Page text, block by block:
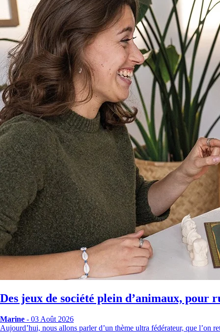
Des jeux de société plein d’animaux, pour
Marine - 03 Août 2026
Aujourd’hui, nous allons parler d’un thème ultra fédérateur, que l’on